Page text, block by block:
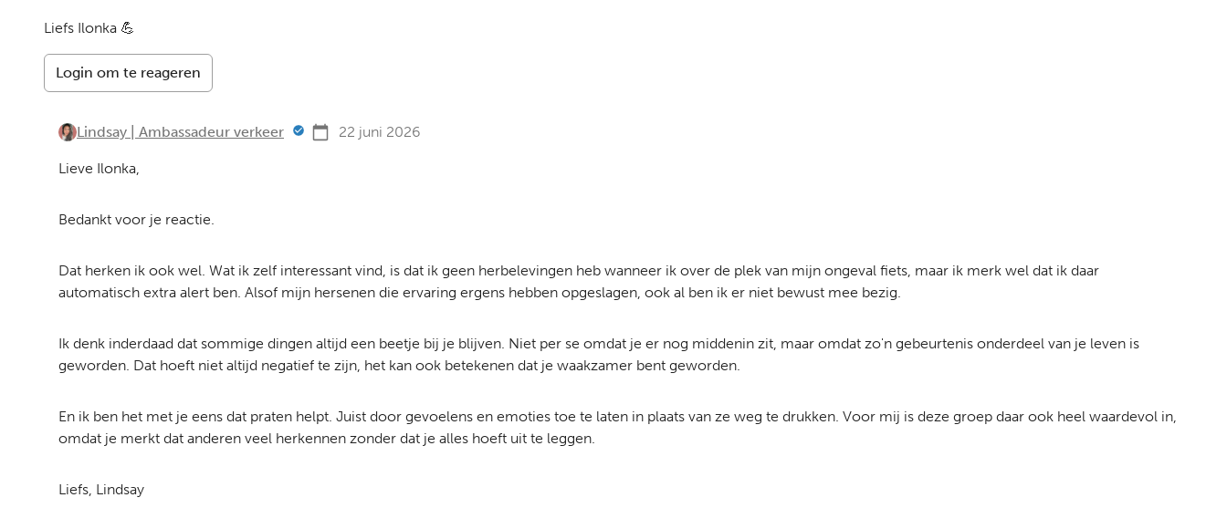
Liefs Ilonka 💪
Login om te reageren
Lindsay | Ambassadeur verkeer 22 juni 2026
Lieve Ilonka,
Bedankt voor je reactie.
Dat herken ik ook wel. Wat ik zelf interessant vind, is dat ik geen herbelevingen heb wanneer ik over de plek van mijn ongeval fiets, maar ik merk wel dat ik daar
automatisch extra alert ben. Alsof mijn hersenen die ervaring ergens hebben opgeslagen, ook al ben ik er niet bewust mee bezig.
Ik denk inderdaad dat sommige dingen altijd een beetje bij je blijven. Niet per se omdat je er nog middenin zit, maar omdat zo'n gebeurtenis onderdeel van je leven is
geworden. Dat hoeft niet altijd negatief te zijn, het kan ook betekenen dat je waakzamer bent geworden.
En ik ben het met je eens dat praten helpt. Juist door gevoelens en emoties toe te laten in plaats van ze weg te drukken. Voor mij is deze groep daar ook heel waardevol in,
omdat je merkt dat anderen veel herkennen zonder dat je alles hoeft uit te leggen.
Liefs, Lindsay